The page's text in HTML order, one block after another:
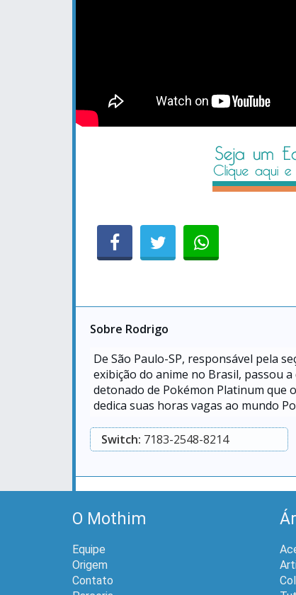
Sobre Rodrigo
De São Paulo-SP, responsável pela
exibição do anime no Brasil, passou
detonado de Pokémon Platinum que
dedica suas horas vagas ao mundo
Switch: 7183-2548-8214
O Mothim
Equipe
Origem
Contato